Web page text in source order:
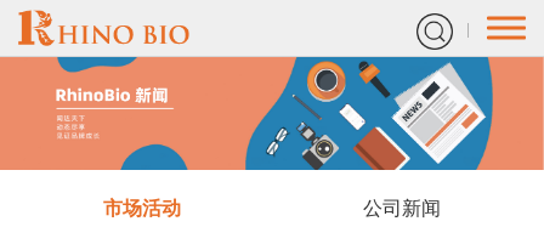
市场活动 公司新闻